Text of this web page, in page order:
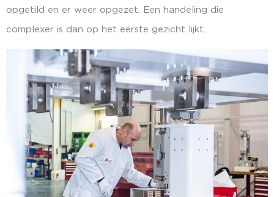
opgetild en er weer opgezet. Een handeling die
complexer is dan op het eerste gezicht lijkt.